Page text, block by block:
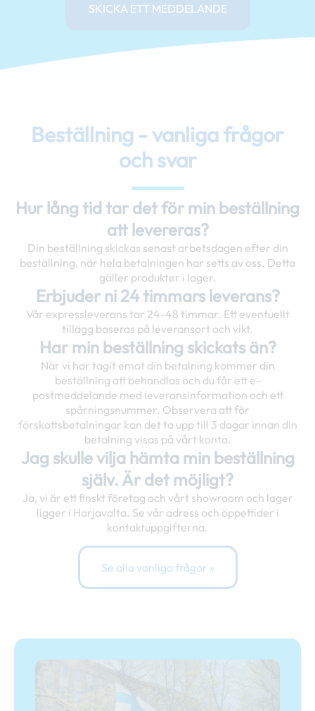
SKICKA ETT MEDDELANDE
Beställning - vanliga frågor
och svar
Hur lång tid tar det för min beställning
att levereras?
Din beställning skickas senast arbetsdagen efter din
beställning, när hela betalningen har setts av oss. Detta
gäller produkter i lager.
Erbjuder ni 24 timmars leverans?
Vår expressleverans tar 24-48 timmar. Ett eventuellt
tillägg baseras på leveransort och vikt.
Har min beställning skickats än?
När vi har tagit emot din betalning kommer din
beställning att behandlas och du får ett e-
postmeddelande med leveransinformation och ett
spårningsnummer. Observera att för
förskottsbetalningar kan det ta upp till 3 dagar innan din
betalning visas på vårt konto.
Jag skulle vilja hämta min beställning
själv. Är det möjligt?
Ja, vi är ett finskt företag och vårt showroom och lager
ligger i Harjavalta. Se vår adress och öppettider i
kontaktuppgifterna.
Se alla vanliga frågor »